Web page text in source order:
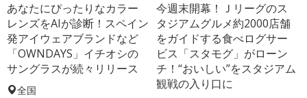
あなたにぴったりなカラー
レンズをAIが診断！スペイン
発アイウェアブランドなど
「OWNDAYS」イチオシの
サングラスが続々リリース
全国
今週末開幕！Ｊリーグのス
タジアムグルメ約2000店舗
をガイドする食べログサー
ビス「スタモグ」がローン
チ！“おいしい”をスタジアム
観戦の入り口に